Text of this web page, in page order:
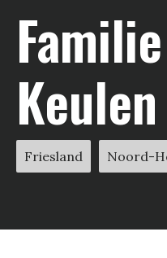
Keulen
Friesland Noord-